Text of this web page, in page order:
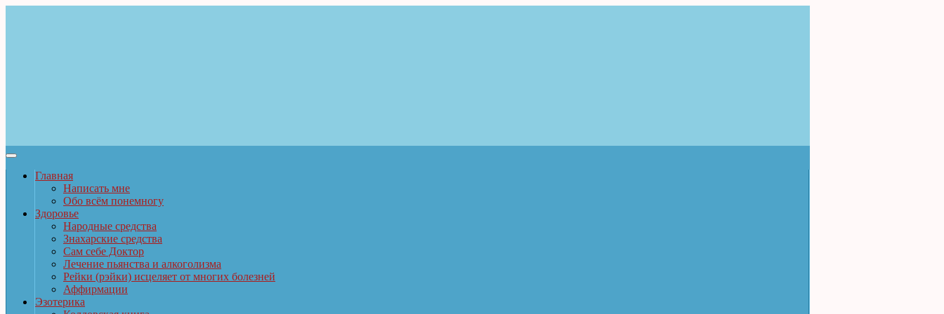
Главная
Написать мне
Обо всём понемногу
Здоровье
Народные средства
Знахарские средства
Сам себе Доктор
Лечение пьянства и алкоголизма
Рейки (рэйки) исцеляет от многих болезней
Аффирмации
Эзотерика